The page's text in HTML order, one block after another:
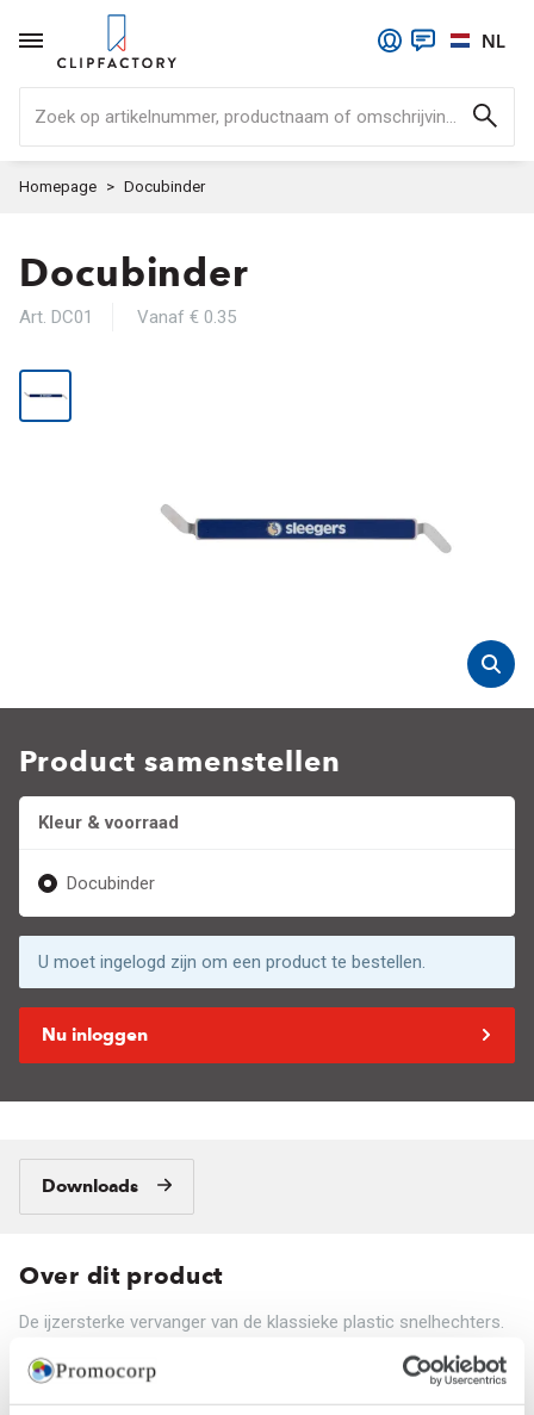
Zoek op artikelnummer, productnaam of
NL
Homepage Docubinder
Docubinder
Art. DC01 Vanaf € 0.35
Product samenstellen
Kleur & voorraad
Docubinder
U moet ingelogd zijn om een product te bestellen.
Nu inloggen
Downloads
Over dit product
De ijzersterke vervanger van de klassieke plastic snelhechters.
Bindt tot 20 pagina's. Verpakt per 100 stuks in Kartonnen koker.
Prijs per 100 stuks.